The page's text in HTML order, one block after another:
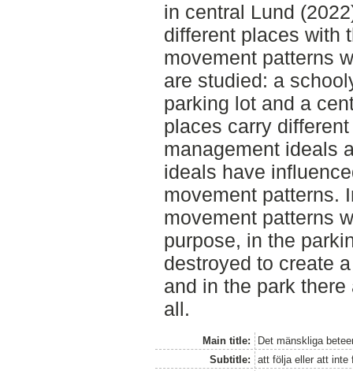
in central Lund
different places with
movement patterns
are studied: a
parking lot and a
places carry different
management ideals
ideals have
movement patterns.
movement patterns
purpose, in the
destroyed to create
and in the park
all.
Main title:
Det mänskliga
Subtitle:
att följa eller att inte